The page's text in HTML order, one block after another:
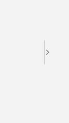
von
ein Konsens